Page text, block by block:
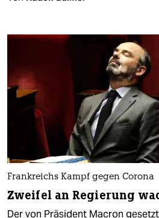
Frankreichs Kampf gegen Corona
Zweifel an Regierung
Der von Präsident Macron